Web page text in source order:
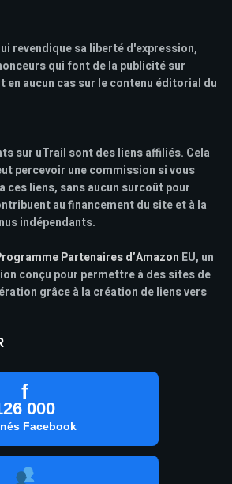
revendique sa liberté d'expression,
qui font de la publicité sur
en aucun cas sur le contenu éditorial du
sur uTrail sont des liens affiliés. Cela
percevoir une commission si vous
ces liens, sans aucun surcoût pour
au financement du site et à la
indépendants.
Partenaires d’Amazon EU, un
conçu pour permettre à des sites de
grâce à la création de liens vers
f
000
Facebook